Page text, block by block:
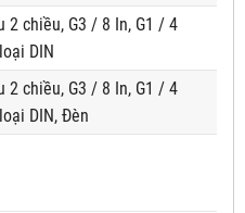
2 chiều, G3 / 8 In, G1 / 4
DIN
2 chiều, G3 / 8 In, G1 / 4
DIN, Đèn